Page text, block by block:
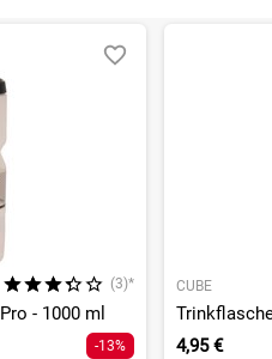
(3)*
- 1000 ml
-13%
CUBE
4,95 €